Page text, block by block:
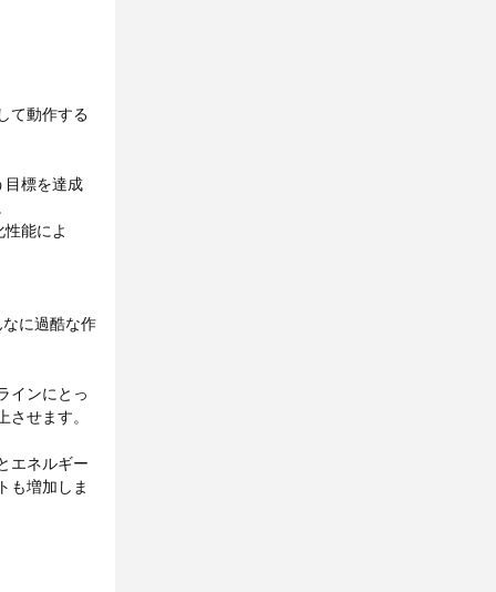
て動作する
目標を達成
能によ
に過酷な作
インにとっ
せます。
エネルギー
も増加しま